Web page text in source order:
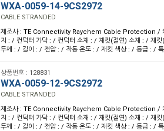
WXA-0059-14-9CS2972
CABLE STRANDED
제조사 : TE Connectivity Raychem Cable Protection /
지 : / 컨덕터 가닥 : / 컨덕터 소재 : / 재킷(절연) 소재 : / 재
두께 : / 길이 : / 전압 : / 작동 온도 : / 재킷 색상 : / 등급 : /
상품번호 : 128831
WXA-0059-12-9CS2972
CABLE STRANDED
제조사 : TE Connectivity Raychem Cable Protection /
지 : / 컨덕터 가닥 : / 컨덕터 소재 : / 재킷(절연) 소재 : / 재
두께 : / 길이 : / 전압 : / 작동 온도 : / 재킷 색상 : / 등급 : /